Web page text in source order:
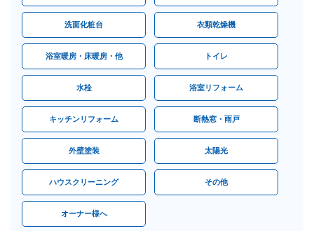
洗面化粧台 衣類乾燥機
浴室暖房・床暖房・他 トイレ
水栓 浴室リフォーム
キッチンリフォーム 断熱窓・雨戸
外壁塗装 太陽光
ハウスクリーニング その他
オーナー様へ